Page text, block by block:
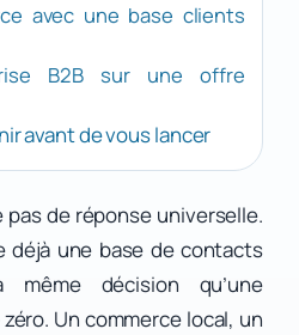
avec une base clients
B2B sur une offre
avant de vous lancer
pas de réponse universelle.
déjà une base de contacts
décision qu’une
Un commerce local, un